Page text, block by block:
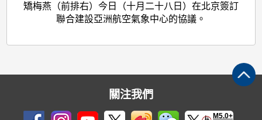
矯梅燕（前排右）今日（十月二十八日）在北京簽訂
聯合建設亞洲航空氣象中心的協議。
關注我們
M5.0+